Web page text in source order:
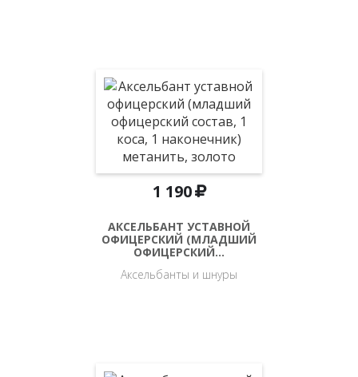
1 190
АКСЕЛЬБАНТ УСТАВНОЙ
ОФИЦЕРСКИЙ (МЛАДШИЙ
ОФИЦЕРСКИЙ…
Аксельбанты и шнуры